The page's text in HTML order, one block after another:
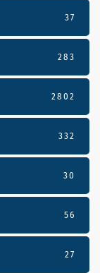
37
283
2802
332
30
56
27